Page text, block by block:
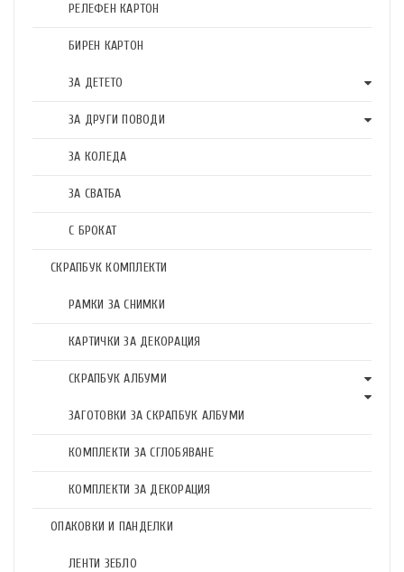
РЕЛЕФЕН КАРТОН
БИРЕН КАРТОН
ЗА ДЕТЕТО
ЗА ДРУГИ ПОВОДИ
ЗА КОЛЕДА
ЗА СВАТБА
С БРОКАТ
СКРАПБУК КОМПЛЕКТИ
РАМКИ ЗА СНИМКИ
КАРТИЧКИ ЗА ДЕКОРАЦИЯ
СКРАПБУК АЛБУМИ
ЗАГОТОВКИ ЗА СКРАПБУК АЛБУМИ
КОМПЛЕКТИ ЗА СГЛОБЯВАНЕ
КОМПЛЕКТИ ЗА ДЕКОРАЦИЯ
ОПАКОВКИ И ПАНДЕЛКИ
ЛЕНТИ ЗЕБЛО